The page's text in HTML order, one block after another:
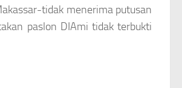
tidak menerima putusan
paslon DIAmi tidak terbukti